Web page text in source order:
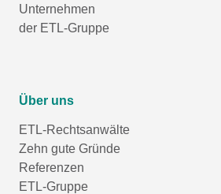
Unternehmen
der ETL-Gruppe
Über uns
ETL-Rechtsanwälte
Zehn gute Gründe
Referenzen
ETL-Gruppe